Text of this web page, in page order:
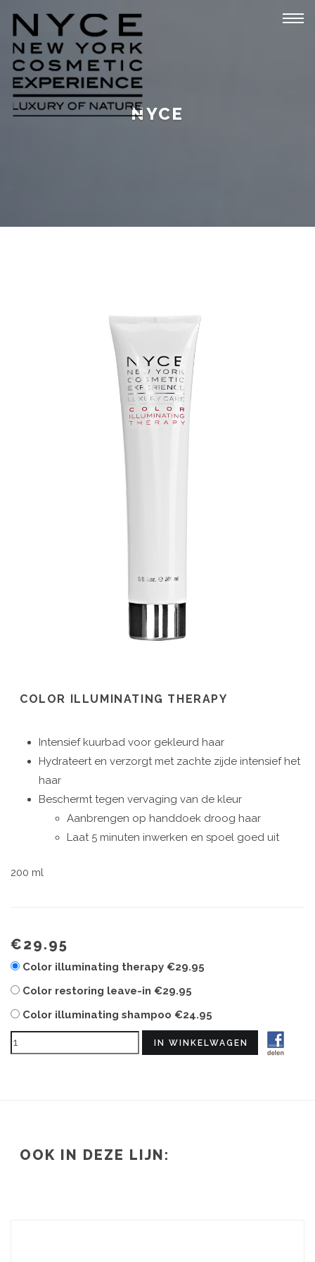
NYCE
COLOR ILLUMINATING THERAPY
Intensief kuurbad voor gekleurd haar
Hydrateert en verzorgt met zachte zijde intensief het
haar
Beschermt tegen vervaging van de kleur
Aanbrengen op handdoek droog haar
Laat 5 minuten inwerken en spoel goed uit
200 ml
€29.95
Color illuminating therapy €29.95
Color restoring leave-in €29.95
Color illuminating shampoo €24.95
OOK IN DEZE LIJN: